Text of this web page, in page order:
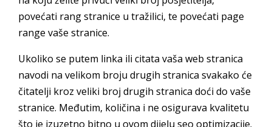
povećati rang stranice u tražilici, te povećati page
range vaše stranice.
Ukoliko se putem linka ili citata vaša web stranica
navodi na velikom broju drugih stranica svakako će
čitatelji kroz veliki broj drugih stranica doći do vaše
stranice. Međutim, količina i ne osigurava kvalitetu
što je izuzetno bitno u ovom dijelu seo optimizacije.